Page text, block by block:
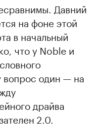
Давний
на фоне этой
в начальный
что у Noble и
один — на
драйва
2.0.